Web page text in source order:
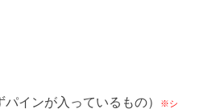
インが入っているもの） ※シ